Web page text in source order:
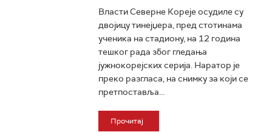
Власти Северне Кореје осудиле су
двојицу тинејџера, пред стотинама
ученика на стадиону, на 12 година
тешког рада због гледања
јужнокорејских серија. Наратор је
преко разгласа, на снимку за који се
претпоставља...
Прочитај